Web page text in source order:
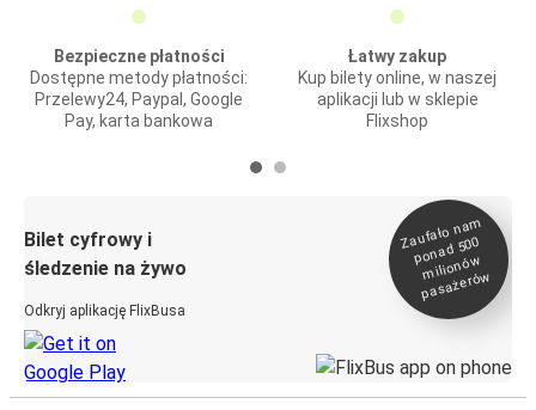
Bezpieczne płatności
Dostępne metody płatności:
Przelewy24, Paypal, Google
Pay, karta bankowa
Łatwy zakup
Kup bilety online, w naszej
aplikacji lub w sklepie
Flixshop
Bilet cyfrowy i
śledzenie na żywo
Odkryj aplikację FlixBusa
Zaufało na
m
ponad 500
milionó
w
pasażeró
w